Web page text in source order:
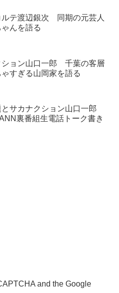
ルテ渡辺銀次 同期の元芸人
んを語る
ション山口一郎 千葉の客層
すぎる山岡家を語る
とサカナクション山口一郎
裏番組生電話トーク書き
and the Google